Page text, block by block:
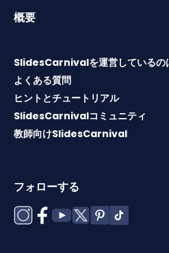
概要
SlidesCarnivalを運営しているの
よくある質問
ヒントとチュートリアル
SlidesCarnivalコミュニティ
教師向けSlidesCarnival
フォローする